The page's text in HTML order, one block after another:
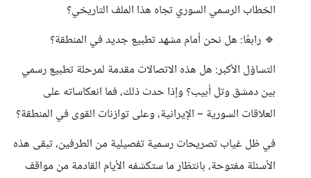
الخطاب الرسمي السوري تجاه هذا الملف التاريخي؟
🔹 رابعًا: هل نحن أمام مشهد تطبيع جديد في المنطقة؟
التساؤل الأكبر: هل هذه الاتصالات مقدمة لمرحلة تطبيع رسمي
بين دمشق وتل أبيب؟ وإذا حدث ذلك، فما انعكاساته على
العلاقات السورية – الإيرانية، وعلى توازنات القوى في المنطقة؟
في ظل غياب تصريحات رسمية تفصيلية من الطرفين، تبقى هذه
الأسئلة مفتوحة، بانتظار ما ستكشفه الأيام القادمة من مواقف